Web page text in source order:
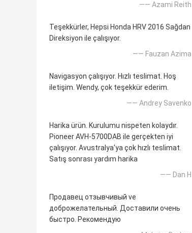
—— Azami Reith
Teşekkürler, Hepsi Honda HRV 2016 Sağdan
Direksiyon ile çalışıyor.
—— Fauzan Azima
Navigasyon çalışıyor. Hızlı teslimat. Hoş
iletişim. Wendy, çok teşekkür ederim.
—— Andrey Savenko
Harika ürün. Kurulumu nispeten kolaydır.
Pioneer AVH-5700DAB ile gerçekten iyi
çalışıyor. Avustralya'ya çok hızlı teslimat.
Satış sonrası yardım harika
—— Dan H
Продавец отзывчивый ve
доброжелательный. Доставили очень
быстро. Рекомендую